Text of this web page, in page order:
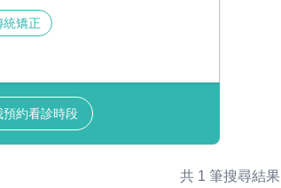
統矯正
約看診時段
共 1 筆搜尋結果